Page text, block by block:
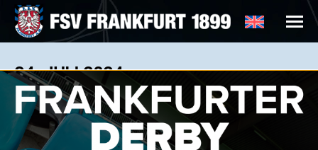
24. JULI 2024
Juli